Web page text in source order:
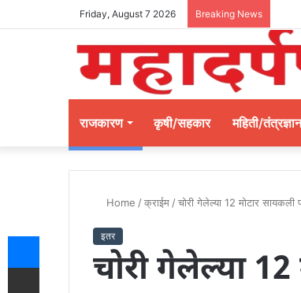
Friday, August 7 2026 Breaking News
राजकारण कृषी/सहकार महिती/तंत्रज्ञान
Home /क्राईम /चोरी गेलेल्या 12 मोटार
इतर
चोरी गेलेल्या
Messenger
Share via Email